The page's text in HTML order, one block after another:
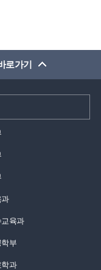
로가기
육과
부
과